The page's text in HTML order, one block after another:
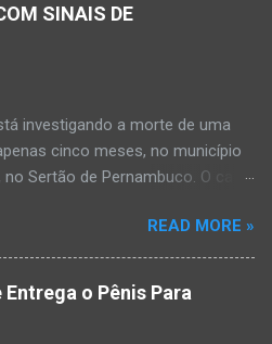
SINAIS DE
investigando a morte de uma
cinco meses, no município
no Sertão de Pernambuco. O caso
A PM diz que, na segunda-
para verificar uma
de estupro de vulnerável,
mas ao chegar ao local a
READ MORE »
o Pênis Para